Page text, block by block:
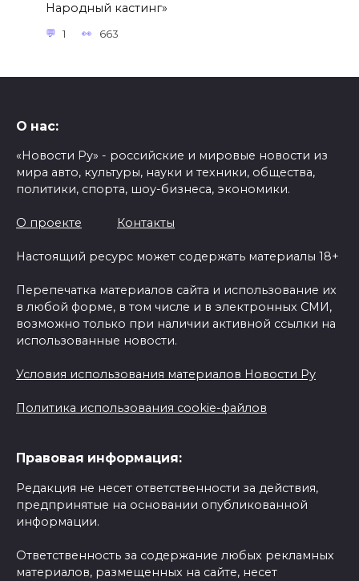
Народный кастинг»
1 663
О нас:
«Новости Ру» - российские и мировые новости из
мира авто, культуры, науки и техники, общества,
политики, спорта, шоу-бизнеса, экономики.
О проекте Контакты
Настоящий ресурс может содержать материалы 18+
Перепечатка материалов сайта и использование их
в любой форме, в том числе и в электронных СМИ,
возможно только при наличии активной ссылки на
использованные новости.
Условия использования материалов Новости Ру
Политика использования cookie-файлов
Правовая информация:
Редакция не несет ответственности за действия,
предпринятые на основании опубликованной
информации.
Ответственность за содержание любых рекламных
материалов, размещенных на сайте, несет